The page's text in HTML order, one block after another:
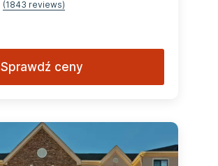
(1843 reviews)
Sprawdź ceny